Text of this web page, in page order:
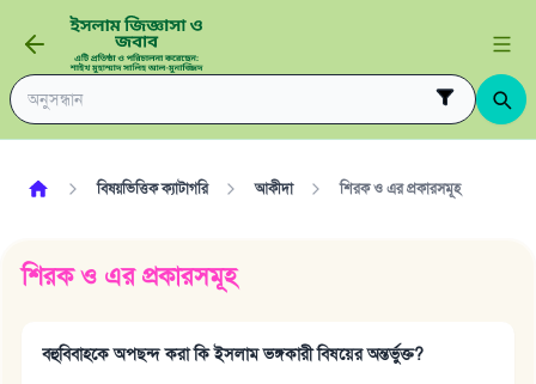
বিষয়ভিত্তিক ক্যাটাগরি আকীদা শিরক ও এর প্রকারসমূহ
শিরক ও এর প্রকারসমূহ
বহুবিবাহকে অপছন্দ করা কি ইসলাম ভঙ্গকারী বিষয়ের অন্তর্ভুক্ত?